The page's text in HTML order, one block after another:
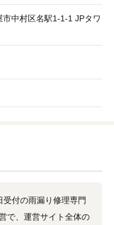
市中村区名駅1‑1‑1 JPタワ
付の雨漏り修理専門
で、運営サイト全体の